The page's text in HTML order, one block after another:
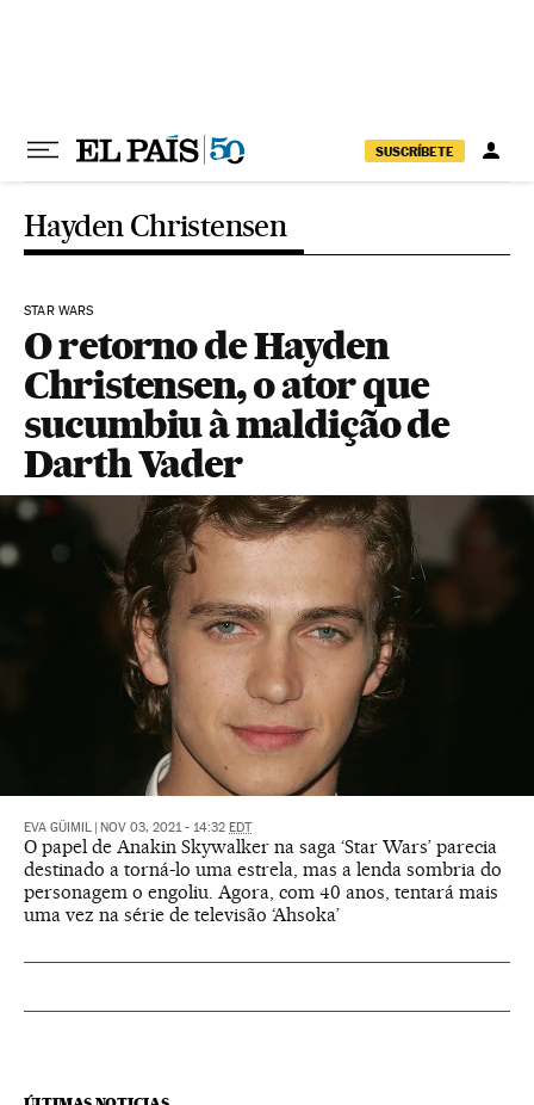
SUSCRÍBETE
Hayden Christensen
STAR WARS
O retorno de Hayden
Christensen, o ator que
sucumbiu à maldição de
Darth Vader
EVA GÜIMIL NOV 03, 2021 - 14:32 EDT
O papel de Anakin Skywalker na saga ‘Star Wars’ parecia
destinado a torná-lo uma estrela, mas a lenda sombria do
personagem o engoliu. Agora, com 40 anos, tentará mais
uma vez na série de televisão ‘Ahsoka’